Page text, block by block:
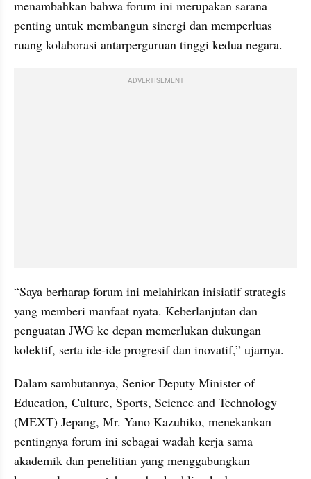
menambahkan bahwa forum ini merupakan sarana
penting untuk membangun sinergi dan memperluas
ruang kolaborasi antarperguruan tinggi kedua negara.
ADVERTISEMENT
“Saya berharap forum ini melahirkan inisiatif strategis
yang memberi manfaat nyata. Keberlanjutan dan
penguatan JWG ke depan memerlukan dukungan
kolektif, serta ide-ide progresif dan inovatif,” ujarnya.
Dalam sambutannya, Senior Deputy Minister of
Education, Culture, Sports, Science and Technology
(MEXT) Jepang, Mr. Yano Kazuhiko, menekankan
pentingnya forum ini sebagai wadah kerja sama
akademik dan penelitian yang menggabungkan